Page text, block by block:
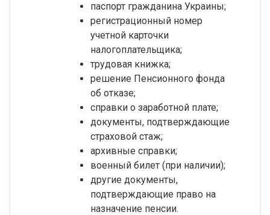
паспорт гражданина Украины;
регистрационный номер
учетной карточки
налогоплательщика;
трудовая книжка;
решение Пенсионного фонда
об отказе;
справки о заработной плате;
документы, подтверждающие
страховой стаж;
архивные справки;
военный билет (при наличии);
другие документы,
подтверждающие право на
назначение пенсии.